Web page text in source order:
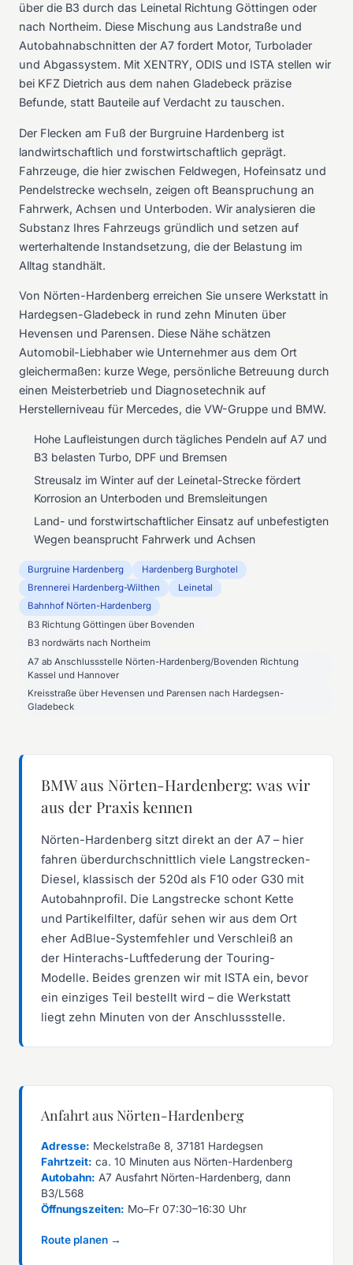
über die B3 durch das Leinetal Richtung Göttingen oder
nach Northeim. Diese Mischung aus Landstraße und
Autobahnabschnitten der A7 fordert Motor, Turbolader
und Abgassystem. Mit XENTRY, ODIS und ISTA stellen wir
bei KFZ Dietrich aus dem nahen Gladebeck präzise
Befunde, statt Bauteile auf Verdacht zu tauschen.
Der Flecken am Fuß der Burgruine Hardenberg ist
landwirtschaftlich und forstwirtschaftlich geprägt.
Fahrzeuge, die hier zwischen Feldwegen, Hofeinsatz und
Pendelstrecke wechseln, zeigen oft Beanspruchung an
Fahrwerk, Achsen und Unterboden. Wir analysieren die
Substanz Ihres Fahrzeugs gründlich und setzen auf
werterhaltende Instandsetzung, die der Belastung im
Alltag standhält.
Von Nörten-Hardenberg erreichen Sie unsere Werkstatt in
Hardegsen-Gladebeck in rund zehn Minuten über
Hevensen und Parensen. Diese Nähe schätzen
Automobil-Liebhaber wie Unternehmer aus dem Ort
gleichermaßen: kurze Wege, persönliche Betreuung durch
einen Meisterbetrieb und Diagnosetechnik auf
Herstellerniveau für Mercedes, die VW-Gruppe und BMW.
Hohe Laufleistungen durch tägliches Pendeln auf A7 und
B3 belasten Turbo, DPF und Bremsen
Streusalz im Winter auf der Leinetal-Strecke fördert
Korrosion an Unterboden und Bremsleitungen
Land- und forstwirtschaftlicher Einsatz auf unbefestigten
Wegen beansprucht Fahrwerk und Achsen
Burgruine Hardenberg
Hardenberg Burghotel
Brennerei Hardenberg-Wilthen
Leinetal
Bahnhof Nörten-Hardenberg
B3 Richtung Göttingen über Bovenden
B3 nordwärts nach Northeim
A7 ab Anschlussstelle Nörten-Hardenberg/Bovenden Richtung
Kassel und Hannover
Kreisstraße über Hevensen und Parensen nach Hardegsen-
Gladebeck
BMW aus Nörten-Hardenberg: was wir
aus der Praxis kennen
Nörten-Hardenberg sitzt direkt an der A7 – hier
fahren überdurchschnittlich viele Langstrecken-
Diesel, klassisch der 520d als F10 oder G30 mit
Autobahnprofil. Die Langstrecke schont Kette
und Partikelfilter, dafür sehen wir aus dem Ort
eher AdBlue-Systemfehler und Verschleiß an
der Hinterachs-Luftfederung der Touring-
Modelle. Beides grenzen wir mit ISTA ein, bevor
ein einziges Teil bestellt wird – die Werkstatt
liegt zehn Minuten von der Anschlussstelle.
Anfahrt aus Nörten-Hardenberg
Adresse: Meckelstraße 8, 37181 Hardegsen
Fahrtzeit: ca. 10 Minuten aus Nörten-Hardenberg
Autobahn: A7 Ausfahrt Nörten-Hardenberg, dann
B3/L568
Öffnungszeiten: Mo–Fr 07:30–16:30 Uhr
Route planen →